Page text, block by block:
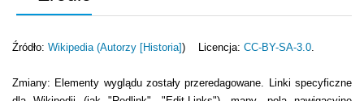
Źródło: Wikipedia (Autorzy [Historia]) Licencja: CC-BY-SA-3.0.
Zmiany: Elementy wyglądu zostały przeredagowane. Linki specyficzne